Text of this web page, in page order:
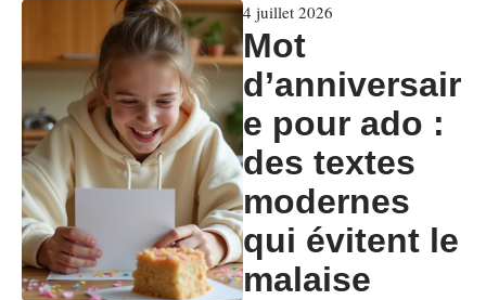
4 juillet 2026
Mot
d’anniversair
e pour ado :
des textes
modernes
qui évitent le
malaise